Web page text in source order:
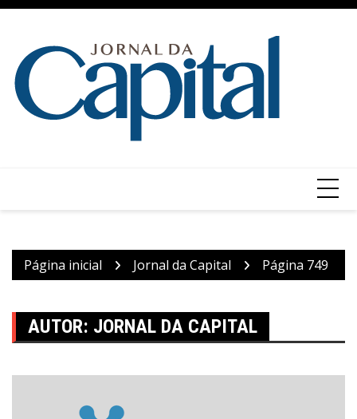
Ir
conteúdo
Página inicial Jornal da Capital Página 749
AUTOR: JORNAL DA CAPITAL